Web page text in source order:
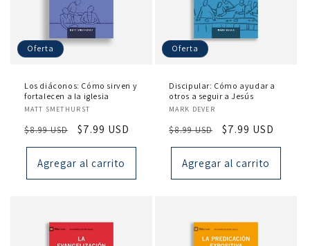
Oferta
Los diáconos: Cómo sirven y
fortalecen a la iglesia
Proveedor:
MATT SMETHURST
Precio
habitual
$8.99 USD
Precio
de
oferta
$7.99 USD
Agregar al carrito
Oferta
Discipular: Cómo ayudar a
otros a seguir a Jesús
Proveedor:
MARK DEVER
Precio
habitual
$8.99 USD
Precio
de
oferta
$7.99 USD
Agregar al carrito